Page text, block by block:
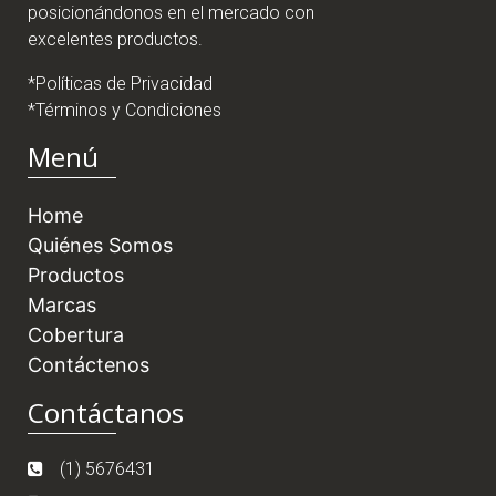
posicionándonos en el mercado con
excelentes productos.
*Políticas de Privacidad
*Términos y Condiciones
Menú
Home
Quiénes Somos
Productos
Marcas
Cobertura
Contáctenos
Contáctanos
(1) 5676431